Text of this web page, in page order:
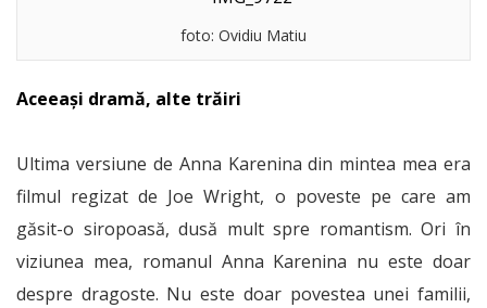
foto: Ovidiu Matiu
Aceeași dramă, alte trăiri
Ultima versiune de Anna Karenina din mintea mea era
filmul regizat de Joe Wright, o poveste pe care am
găsit-o siropoasă, dusă mult spre romantism. Ori în
viziunea mea, romanul Anna Karenina nu este doar
despre dragoste. Nu este doar povestea unei familii,